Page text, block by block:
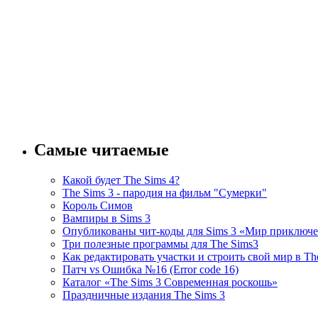
Самые читаемые
Какой будет The Sims 4?
The Sims 3 - пародия на фильм "Сумерки"
Король Симов
Вампиры в Sims 3
Опубликованы чит-коды для Sims 3 «Мир
Три полезные программы для The Sims3
Как редактировать участки и строить свой мир в
Патч vs Ошибка №16 (Error code 16)
Каталог «The Sims 3 Современная роскошь»
Праздничные издания The Sims 3